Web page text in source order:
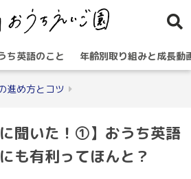
ち英語のこと 年齢別取り組みと成長動
進め方とコツ
に聞いた！①】おうち英語
も有利ってほんと？